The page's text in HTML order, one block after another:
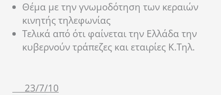
Θέμα με την γνωμοδότηση των κεραιών
κινητής τηλεφωνίας
Τελικά από ότι φαίνεται την Ελλάδα την
κυβερνούν τράπεζες και εταιρίες Κ.Τηλ.
23/7/10